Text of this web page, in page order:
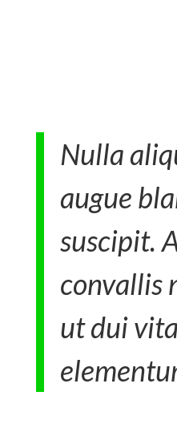
Nulla
augue
suscipit.
convallis
ut dui